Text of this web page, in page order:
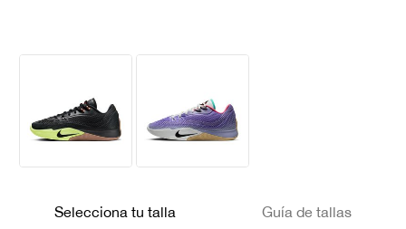
Selecciona tu talla Guía de tallas